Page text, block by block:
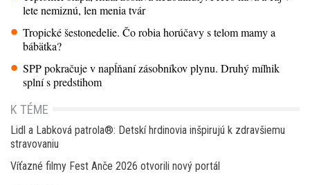
lete nemiznú, len menia tvár
Tropické šestonedelie. Čo robia horúčavy s telom mamy a
bábätka?
SPP pokračuje v napĺňaní zásobníkov plynu. Druhý míľnik
splní s predstihom
K TÉME
Lidl a Labková patrola®: Detskí hrdinovia inšpirujú k zdravšiemu
stravovaniu
Víťazné filmy Fest Anče 2026 otvorili nový portál